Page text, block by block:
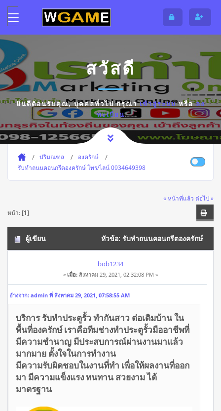
สวัสดี
ยินดีต้อนรับคุณ,บุคคลทั่วไปกรุณาเข้าสู่ระบบหรือลง
ทะเบียน
ปริมณฑล
องครักษ์
รับทำถนนคอนกรีตองครักษ์ โทร/ไลน์ 0934649398
« หน้าที่แล้ว ต่อไป »
หน้า: [1]
ผู้เขียน หัวข้อ: รับทำถนนคอนกรีตองครักษ์
โทร/ไลน์ 0934649398 (อ่าน 10046 ครั้ง)
bob1234
« เมื่อ: สิงหาคม 29, 2021, 02:32:08 PM »
อ้างจาก: admin ที่ สิงหาคม 29, 2021, 07:58:55 AM
บริการ รับทำประตูรั้ว ทำกันสาว ต่อเติมบ้าน ใน
พื้นที่องครักษ์ เราคือทีมช่างทำประตูรั้วมืออาชีพที่
มีความชำนาญ มีประสบการณ์ผ่านงานมาแล้ว
มากมาย ตั้งใจในการทำงาน
มีความรับผิดชอบในงานที่ทำ เพื่อให้ผลงานที่ออก
มา มีความแข็งแรง ทนทาน สวยงาม ได้
มาตรฐาน